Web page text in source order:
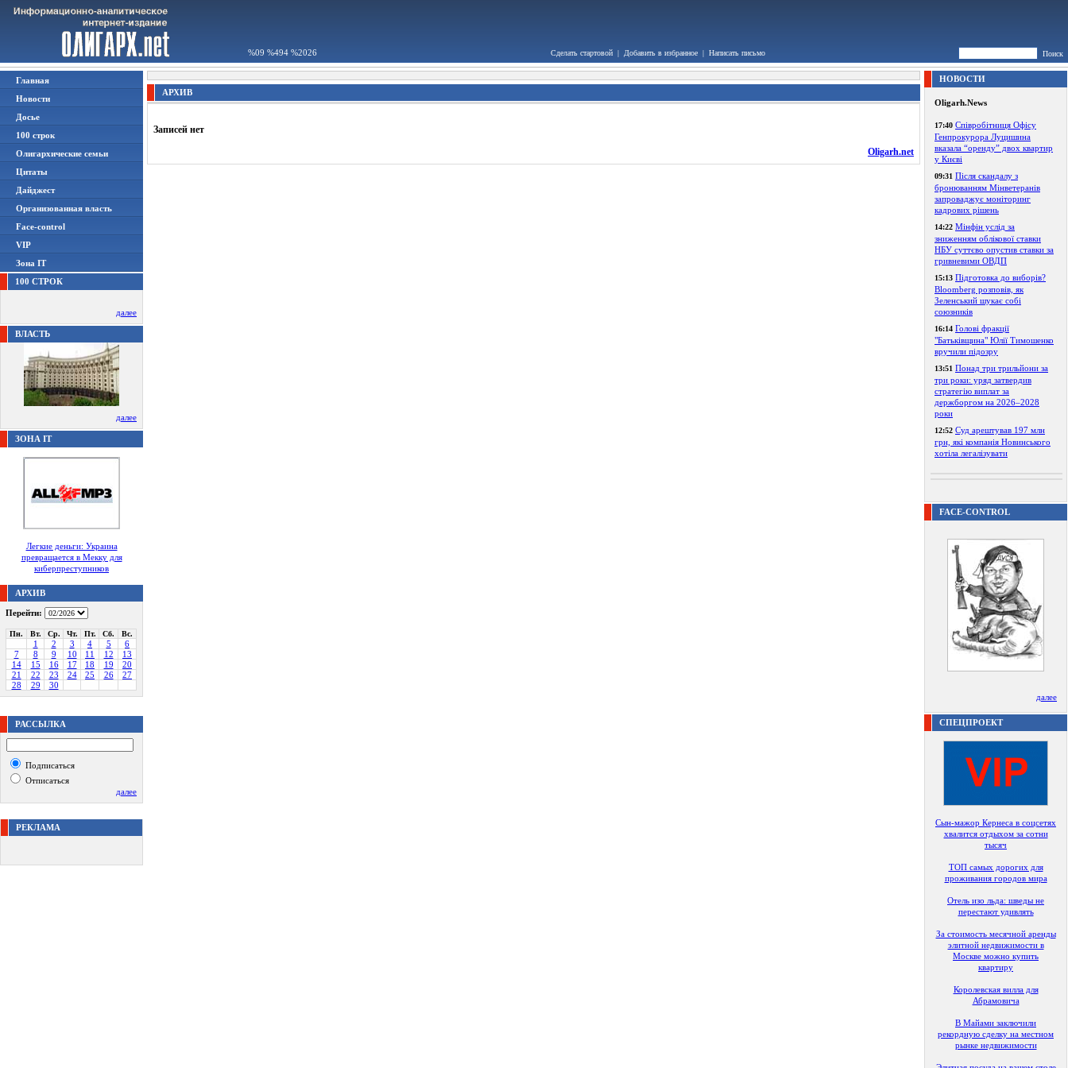
%09 %494 %2026 Сделать стартовой | Добавить в избранное | Написать письмо Поиск
Главная
Новости
Досье
100 строк
Олигархические семьи
Цитаты
Дайджест
Организованная власть
Face-control
VIP
Зона IT
100 СТРОК
далее
ВЛАСТЬ
далее
ЗОНА IT
Легкие деньги: Украина
превращается в Мекку для
киберпреступников
АРХИВ
Перейти:
Пн. Вт. Ср. Чт. Пт. Сб. Вс.
1 2 3 4 5
6
7
8 9 10 11 12
13
14
15 16 17 18 19
20
21
22 23 24 25 26
27
28
29 30
РАССЫЛКА
Подписаться
Отписаться
далее
РЕКЛАМА
АРХИВ
Записей нет
Oligarh.net
НОВОСТИ
Oligarh.News
17:40 Співробітниця Офісу
Генпрокурора Луцишина
вказала “оренду” двох квартир
у Києві
09:31 Після скандалу з
бронюванням Мінветеранів
запроваджує моніторинг
кадрових рішень
14:22 Мінфін услід за
зниженням облікової ставки
НБУ суттєво опустив ставки за
гривневими ОВДП
15:13 Підготовка до виборів?
Bloomberg розповів, як
Зеленський шукає собі
союзників
16:14 Голові фракції
"Батьківщина" Юлії Тимошенко
вручили підозру
13:51 Понад три трильйони за
три роки: уряд затвердив
стратегію виплат за
держборгом на 2026–2028
роки
12:52 Суд арештував 197 млн
грн, які компанія Новинського
хотіла легалізувати
FACE-CONTROL
далее
СПЕЦПРОЕКТ
Сын-мажор Кернеса в соцсетях
хвалится отдыхом за сотни
тысяч
ТОП самых дорогих для
проживания городов мира
Отель изо льда: шведы не
перестают удивлять
За стоимость месячной аренды
элитной недвижимости в
Москве можно купить
квартиру
Королевская вилла для
Абрамовича
В Майами заключили
рекордную сделку на местном
рынке недвижимости